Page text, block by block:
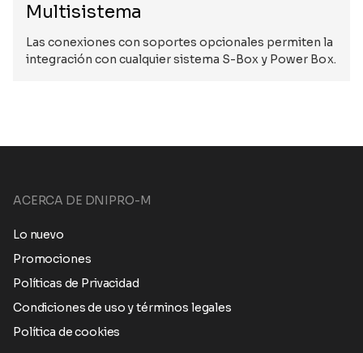
Multisistema
Las conexiones con soportes opcionales permiten la
integración con cualquier sistema S-Box y Power Box.
ACERCA DE DNIPRO-M
Lo nuevo
Promociones
Políticas de Privacidad
Condiciones de uso y términos legales
Política de cookies